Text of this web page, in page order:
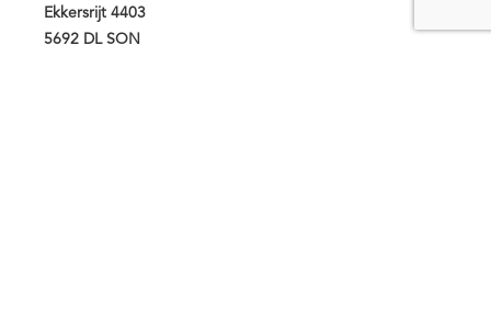
Ekkersrijt 4403
5692 DL SON